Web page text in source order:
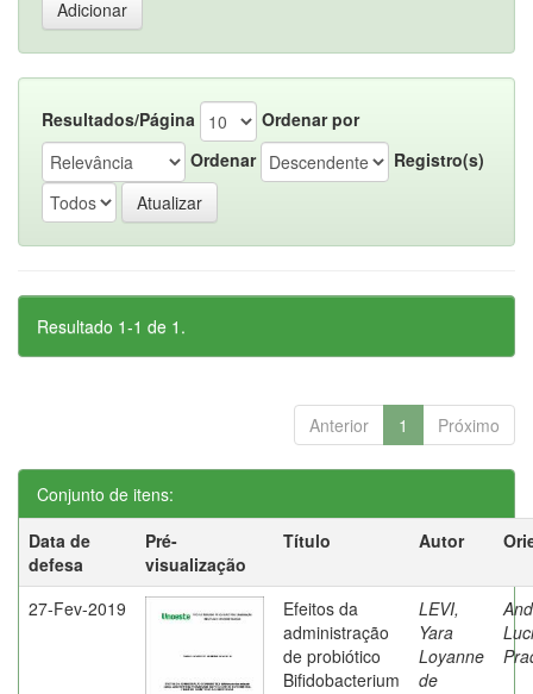
Resultados/Página
Ordenar por
Ordenar
Registro(s)
Resultado 1-1 de 1.
Anterior 1 Próximo
Conjunto de itens:
Data de
defesa
Pré-
visualização
Título Autor
27-Fev-2019
Efeitos da
administração
de probiótico
Bifidobacterium
LEVI,
Yara
Loyanne
de